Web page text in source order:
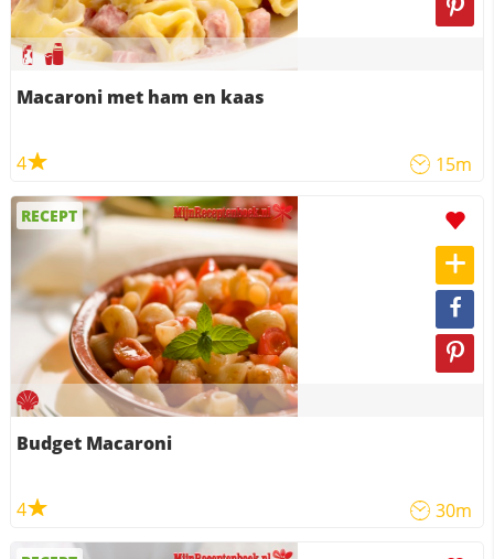
Macaroni met ham en kaas
4 15m
RECEPT
Budget Macaroni
4 30m